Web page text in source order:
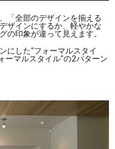
「全部のデザインを揃える
ザインにするか、軽やかな
の印象が違って見えます。
にした“フォーマルスタイ
ーマルスタイル”の2パターン